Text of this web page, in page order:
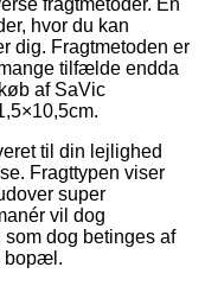
hvor du kan
dig. Fragtmetoden er
tilfælde endda
af SaVic
til din lejlighed
Fragttypen viser
super
vil dog
dog betinges af
bopæl.